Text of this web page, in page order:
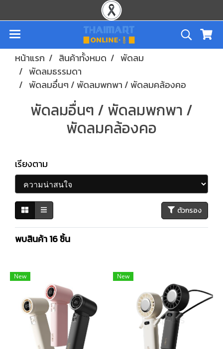
หน้าแรก สินค้าทั้งหมด
พัดลม
พัดลมธรรมดา
พัดลมอื่นๆ / พัดลมพกพา / พัดลมคล้องคอ
พัดลมอื่นๆ / พัดลมพกพา /
พัดลมคล้องคอ
เรียงตาม
ตัวกรอง
พบสินค้า 16 ชิ้น
New New